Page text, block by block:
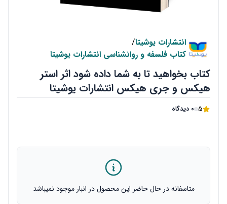
انتشارات یوشیتا/
کتاب فلسفه و روانشناسی انتشارات یوشیتا
کتاب بخواهید تا به شما داده شود اثر استر
هیکس و جری هیکس انتشارات یوشیتا
5 0 دیدگاه
متاسفانه در حال حاضر این محصول در انبار موجود نمیباشد